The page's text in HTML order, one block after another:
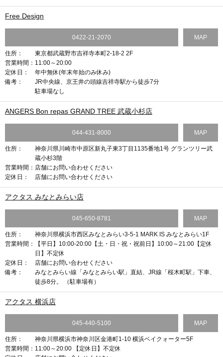
Free Design
0422-21-2070 MAP
住所：
東京都武蔵野市吉祥寺本町2-18-2 2F
営業時間： 11:00～20:00
定休日：
年中無休(年末年始のみ休み)
備考：
JR中央線、京王井の頭線吉祥寺駅から徒歩7分
駐車場なし
ANGERS Bon repas GRAND TREE 武蔵小杉店
044-431-8000 MAP
住所：
神奈川県川崎市中原区新丸子東3丁目1135番地1号 グランツリー武
蔵小杉3階
営業時間： 店舗にお問い合わせください
定休日：
店舗にお問い合わせください
アクタス みなとみらい店
045-650-8781 MAP
住所：
神奈川県横浜市西区みなとみらい3-5-1 MARK IS みなとみらい1F
営業時間：
【平日】10:00-20:00【土・日・祝・祝前日】10:00～21:00【定休
日】不定休
定休日：
店舗にお問い合わせください
備考：
みなとみらい線「みなとみらい駅」直結、JR線「桜木町駅」下車、
徒歩8分。 （駐車場有）
アクタス 横浜店
045-440-5100 MAP
住所：
神奈川県横浜市神奈川区金港町1-10 横浜ベイクォーター5F
営業時間： 11:00～20:00 【定休日】不定休